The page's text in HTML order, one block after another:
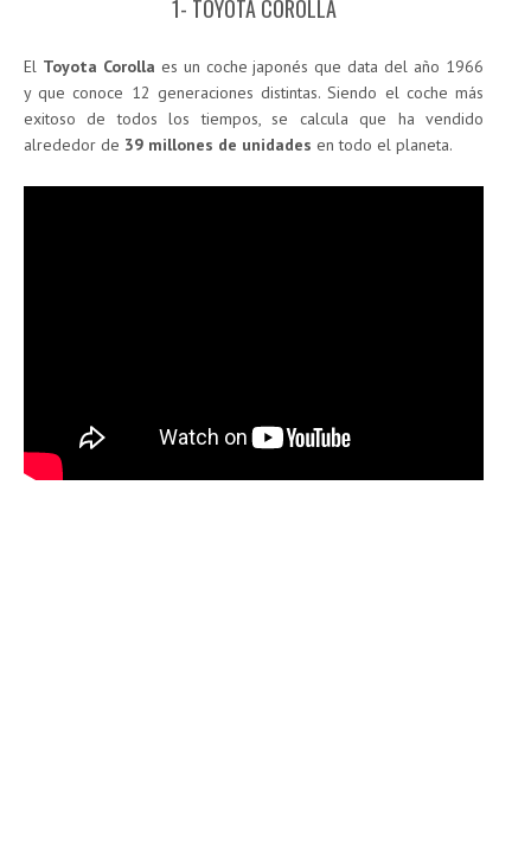
1- TOYOTA COROLLA
El Toyota Corolla es un coche japonés que data del año 1966
y que conoce 12 generaciones distintas. Siendo el coche más
exitoso de todos los tiempos, se calcula que ha vendido
alrededor de 39 millones de unidades en todo el planeta.